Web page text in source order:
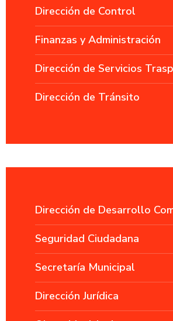
Dirección de Control
Finanzas y Administración
Dirección de Servicios
Dirección de Tránsito
Dirección de Desarrollo
Seguridad Ciudadana
Secretaría Municipal
Dirección Jurídica